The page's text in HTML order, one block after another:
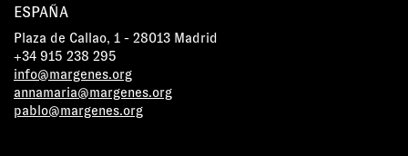
ESPAÑA
Plaza de Callao, 1 - 28013 Madrid
+34 915 238 295
info@margenes.org
annamaria@margenes.org
pablo@margenes.org